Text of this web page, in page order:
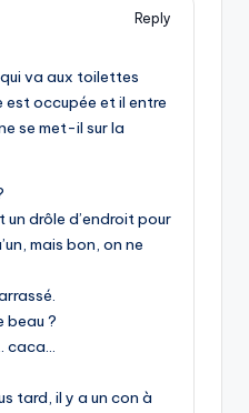
Reply
qui va aux toilettes
est occupée et il entre
se met-il sur la
un drôle d’endroit pour
mais bon, on ne
beau ?
caca…
tard, il y a un con à